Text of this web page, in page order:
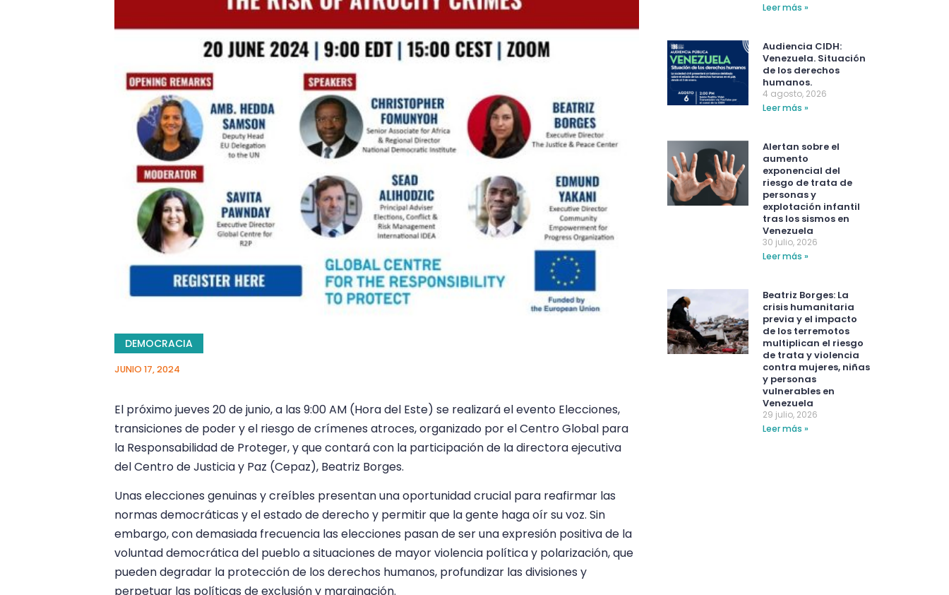
DEMOCRACIA
JUNIO 17, 2024
El próximo jueves 20 de junio, a las 9:00 AM (Hora del Este) se realizará el evento Elecciones,
transiciones de poder y el riesgo de crímenes atroces, organizado por el Centro Global para
la Responsabilidad de Proteger, y que contará con la participación de la directora ejecutiva
del Centro de Justicia y Paz (Cepaz), Beatriz Borges.
Unas elecciones genuinas y creíbles presentan una oportunidad crucial para reafirmar las
normas democráticas y el estado de derecho y permitir que la gente haga oír su voz. Sin
embargo, con demasiada frecuencia las elecciones pasan de ser una expresión positiva de la
voluntad democrática del pueblo a situaciones de mayor violencia política y polarización, que
pueden degradar la protección de los derechos humanos, profundizar las divisiones y
perpetuar las políticas de exclusión y marginación.
Leer más »
Audiencia CIDH:
Venezuela. Situación
de los derechos
humanos.
4 agosto, 2026
Leer más »
Alertan sobre el
aumento
exponencial del
riesgo de trata de
personas y
explotación infantil
tras los sismos en
Venezuela
30 julio, 2026
Leer más »
Beatriz Borges: La
crisis humanitaria
previa y el impacto
de los terremotos
multiplican el riesgo
de trata y violencia
contra mujeres, niñas
y personas
vulnerables en
Venezuela
29 julio, 2026
Leer más »